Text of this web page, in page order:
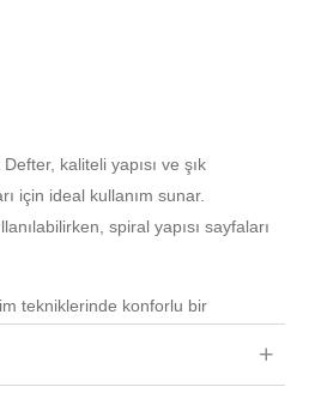
kaliteli yapısı ve şık
için ideal kullanım sunar.
spiral yapısı sayfaları
tekniklerinde konforlu bir